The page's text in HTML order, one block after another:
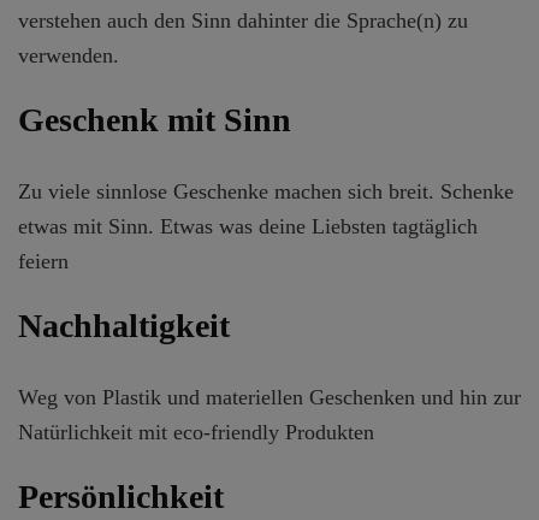
verstehen auch den Sinn dahinter die Sprache(n) zu
verwenden.
Geschenk mit Sinn
Zu viele sinnlose Geschenke machen sich breit. Schenke
etwas mit Sinn. Etwas was deine Liebsten tagtäglich
feiern
Nachhaltigkeit
Weg von Plastik und materiellen Geschenken und hin zur
Natürlichkeit mit eco-friendly Produkten
Persönlichkeit